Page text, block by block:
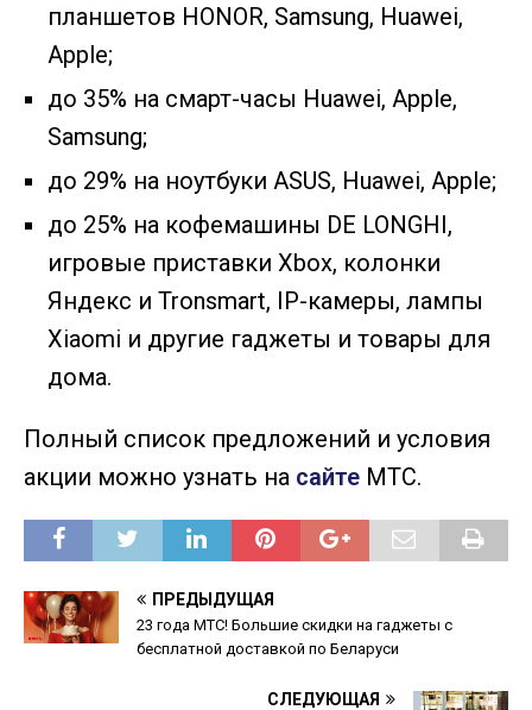
планшетов HONOR, Samsung, Huawei,
Apple;
до 35% на смарт-часы Huawei, Apple,
Samsung;
до 29% на ноутбуки ASUS, Huawei, Apple;
до 25% на кофемашины DE LONGHI,
игровые приставки Xbox, колонки
Яндекс и Tronsmart, IP-камеры, лампы
Xiaomi и другие гаджеты и товары для
дома.
Полный список предложений и условия
акции можно узнать на сайте МТС.
ПРЕДЫДУЩАЯ
23 года МТС! Большие скидки на гаджеты с
бесплатной доставкой по Беларуси
СЛЕДУЮЩАЯ